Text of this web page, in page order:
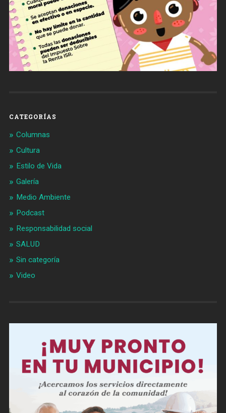
CATEGORÍAS
Columnas
Cultura
Estilo de Vida
Galería
Medio Ambiente
Podcast
Responsabilidad social
SALUD
Sin categoría
Video